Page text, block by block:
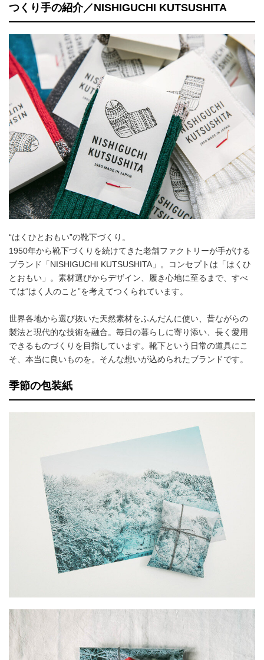
つくり手の紹介／NISHIGUCHI KUTSUSHITA
“はくひとおもい”の靴下づくり。
1950年から靴下づくりを続けてきた老舗ファクトリーが手がける
ブランド「NISHIGUCHI KUTSUSHITA」。コンセプトは「はくひ
とおもい」。素材選びからデザイン、履き心地に至るまで、すべ
ては“はく人のこと”を考えてつくられています。
世界各地から選び抜いた天然素材をふんだんに使い、昔ながらの
製法と現代的な技術を融合。毎日の暮らしに寄り添い、長く愛用
できるものづくりを目指しています。靴下という日常の道具にこ
そ、本当に良いものを。そんな想いが込められたブランドです。
季節の包装紙